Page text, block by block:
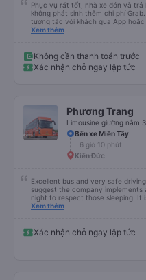
Phục vụ rất tốt, nhà xe đón và trả
không phát sinh thêm chi phí
tương tác với khách qua App
nữa để hành khách yên tâm đặc
Xem thêm
Không cần thanh toán trước
Xác nhận chỗ ngay lập tức
Phương Trang
Limousine giường nằm
Bến xe Miền Tây
6 giờ 10 phút
Kiến Đức
Excellent bus and very safe
suggest the company
night to respect those sleeping. It
please display the Wi-Fi password
quy định rõ ràng về việc giữ im
để tránh làm phiền hành khách
khẩu Wi-Fi trong xe để hành
Xem thêm
Xác nhận chỗ ngay lập tức